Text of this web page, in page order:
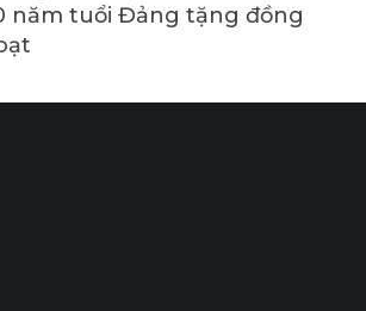
năm tuổi Đảng tặng đồng